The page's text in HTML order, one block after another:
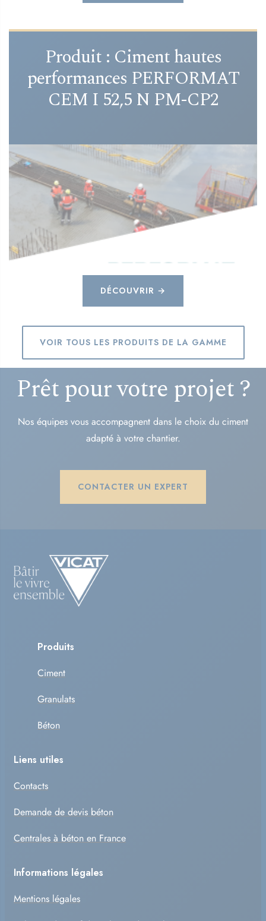
Produit : Ciment hautes
performances PERFORMAT
CEM I 52,5 N PM-CP2
DÉCOUVRIR →
VOIR TOUS LES PRODUITS DE LA GAMME
Prêt pour votre projet ?
Nos équipes vous accompagnent dans le choix du ciment
adapté à votre chantier.
CONTACTER UN EXPERT
Produits
Ciment
Granulats
Béton
Liens utiles
Contacts
Demande de devis béton
Centrales à béton en France
Informations légales
Mentions légales